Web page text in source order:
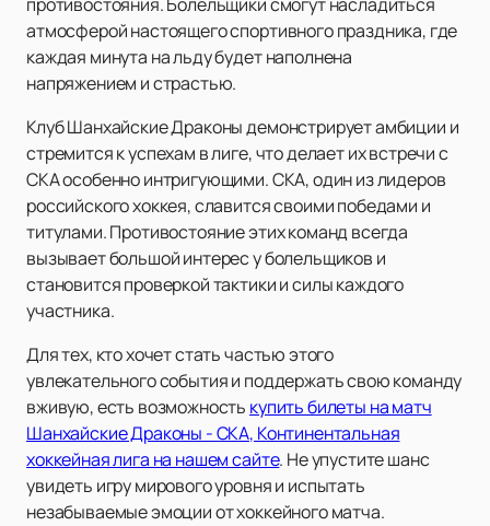
противостояния. Болельщики смогут насладиться
атмосферой настоящего спортивного праздника, где
каждая минута на льду будет наполнена
напряжением и страстью.
Клуб Шанхайские Драконы демонстрирует амбиции и
стремится к успехам в лиге, что делает их встречи с
СКА особенно интригующими. СКА, один из лидеров
российского хоккея, славится своими победами и
титулами. Противостояние этих команд всегда
вызывает большой интерес у болельщиков и
становится проверкой тактики и силы каждого
участника.
Для тех, кто хочет стать частью этого
увлекательного события и поддержать свою команду
вживую, есть возможность купить билеты на матч
Шанхайские Драконы - СКА, Континентальная
хоккейная лига на нашем сайте. Не упустите шанс
увидеть игру мирового уровня и испытать
незабываемые эмоции от хоккейного матча.